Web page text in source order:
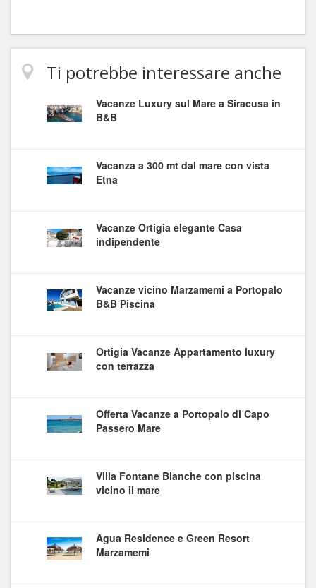
Ti potrebbe interessare anche
Vacanze Luxury sul Mare a Siracusa in
B&B
Vacanza a 300 mt dal mare con vista
Etna
Vacanze Ortigia elegante Casa
indipendente
Vacanze vicino Marzamemi a Portopalo
B&B Piscina
Ortigia Vacanze Appartamento luxury
con terrazza
Offerta Vacanze a Portopalo di Capo
Passero Mare
Villa Fontane Bianche con piscina
vicino il mare
Agua Residence e Green Resort
Marzamemi